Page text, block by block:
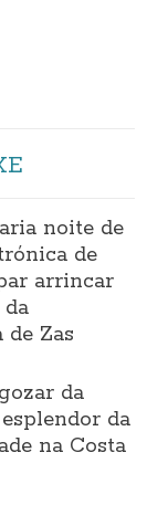
noite de
de
arrincar
da
de Zas
da
da
na Costa